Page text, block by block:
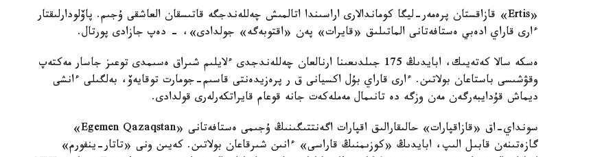
«Ertis» قازاقستان پرەمەر-ليگا كوماندالارى اراسىندا اتالمىش چەللەندجگە قاتىسقان العاشقى ۇجىم. پاۆلودارلىقتار
ءارى قاراي ادەبي ەستافەتانى الماتىلىق «قايرات» پەن «اقتوبەگە» جولدادى»، - دەپ جازادى پورتال.
ەسكە سالا كەتەيىك، ابايدىڭ 175 جىلدىعىنا ارنالعان چەللەندجدى ءلايلىم شىراق ەسىمدى توعىز جاسار مەكتەپ
وقۋشىسى باستاعان بولاتىن. ءارى قاراي بۇل اكسيانى ق ر پرەزيدەنتى قاسىم-جومارت توقايەۆ، بەلگىلى ءانشى
ديماش قۇدايبەرگەن مەن وزگە دە تانىمال مەملەكەت جانە قوعام قايراتكەرلەرى قولدادى.
سونداي-اق «قازاقپارات» حالىقارالىق اقپارات اگەنتتىگىنىڭ ۇجىمى ەستافەتانى «Egemen Qazaqstan»
گازەتىنەن قابىل الىپ، ابايدىڭ «كوزىمنىڭ قاراسى» ءانىن شىرقاعان بولاتىن. كەيىن ونى «تاتار-ينفورم»